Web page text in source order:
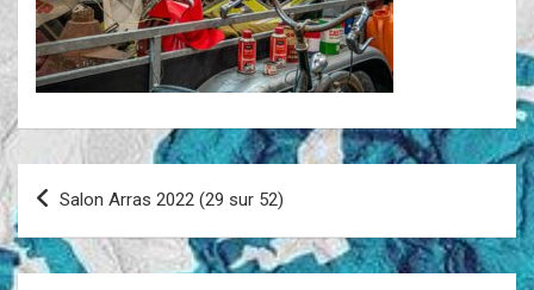
Navigation
de
l’article
Salon Arras 2022 (29 sur 52)